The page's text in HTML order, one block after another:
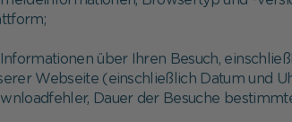
über Ihren Besuch,
Webseite (einschließlich Datum und
Dauer der Besuche